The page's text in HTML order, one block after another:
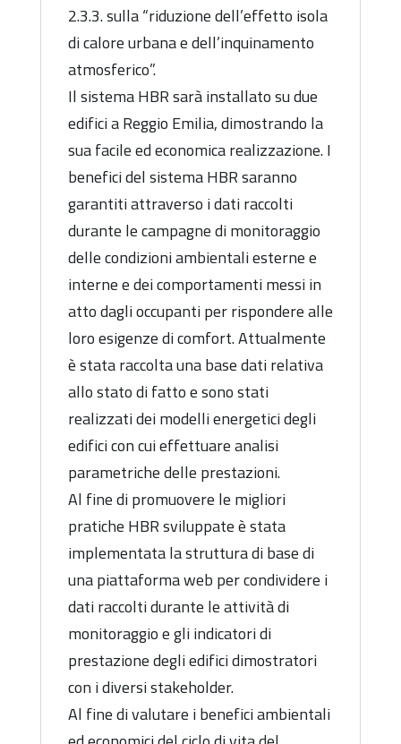
2.3.3. sulla “riduzione dell’effetto isola
di calore urbana e dell’inquinamento
atmosferico”.
Il sistema HBR sarà installato su due
edifici a Reggio Emilia, dimostrando la
sua facile ed economica realizzazione. I
benefici del sistema HBR saranno
garantiti attraverso i dati raccolti
durante le campagne di monitoraggio
delle condizioni ambientali esterne e
interne e dei comportamenti messi in
atto dagli occupanti per rispondere alle
loro esigenze di comfort. Attualmente
è stata raccolta una base dati relativa
allo stato di fatto e sono stati
realizzati dei modelli energetici degli
edifici con cui effettuare analisi
parametriche delle prestazioni.
Al fine di promuovere le migliori
pratiche HBR sviluppate è stata
implementata la struttura di base di
una piattaforma web per condividere i
dati raccolti durante le attività di
monitoraggio e gli indicatori di
prestazione degli edifici dimostratori
con i diversi stakeholder.
Al fine di valutare i benefici ambientali